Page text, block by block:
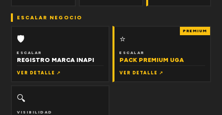
ESCALAR NEGOCIO
🛡
ESCALAR
REGISTRO MARCA INAPI
VER DETALLE ↗
PREMIUM
⭐
ESCALAR
PACK PREMIUM UGA
VER DETALLE ↗
🔍
VISIBILIDAD